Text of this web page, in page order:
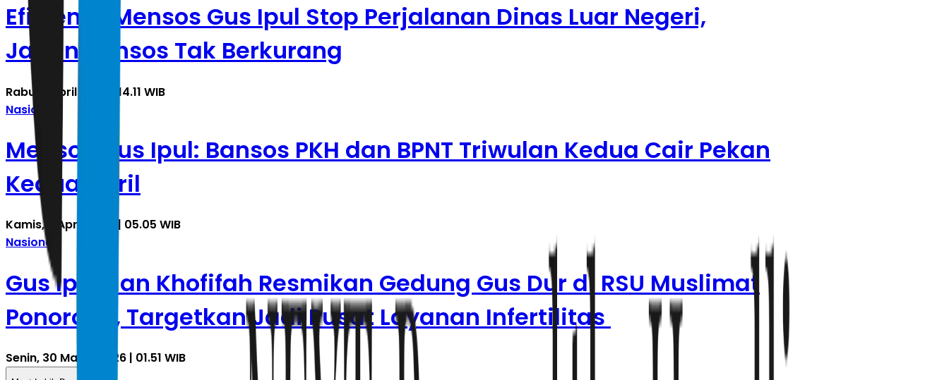
Efisiensi, Mensos Gus Ipul Stop Perjalanan Dinas Luar Negeri,
Jamin Bansos Tak Berkurang
Rabu, 8 April 2026 | 14.11 WIB
Nasional
Mensos Gus Ipul: Bansos PKH dan BPNT Triwulan Kedua Cair Pekan
Kedua April
Kamis, 2 April 2026 | 05.05 WIB
Nasional
Gus Ipul dan Khofifah Resmikan Gedung Gus Dur di RSU Muslimat
Ponorogo, Targetkan Jadi Pusat Layanan Infertilitas
Senin, 30 Maret 2026 | 01.51 WIB